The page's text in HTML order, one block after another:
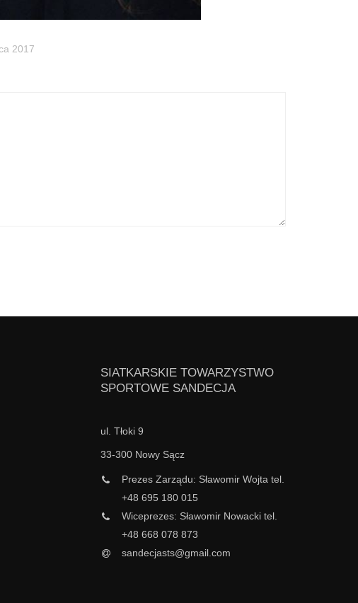
2017
SIATKARSKIE TOWARZYSTWO
SPORTOWE SANDECJA
ul. Tłoki 9
33-300 Nowy Sącz
Prezes Zarządu: Sławomir Wojta tel.
+48 695 180 015
Wiceprezes: Sławomir Nowacki tel.
+48 668 078 873
sandecjasts@gmail.com